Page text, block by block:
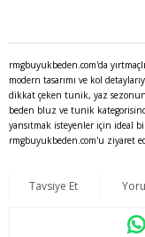
rmgbuyukbeden.com'da
modern tasarımı ve kol
dikkat çeken tunik, yaz
beden bluz ve tunik
yansıtmak isteyenler için ideal
rmgbuyukbeden.com'u ziyaret
Tavsiye Et